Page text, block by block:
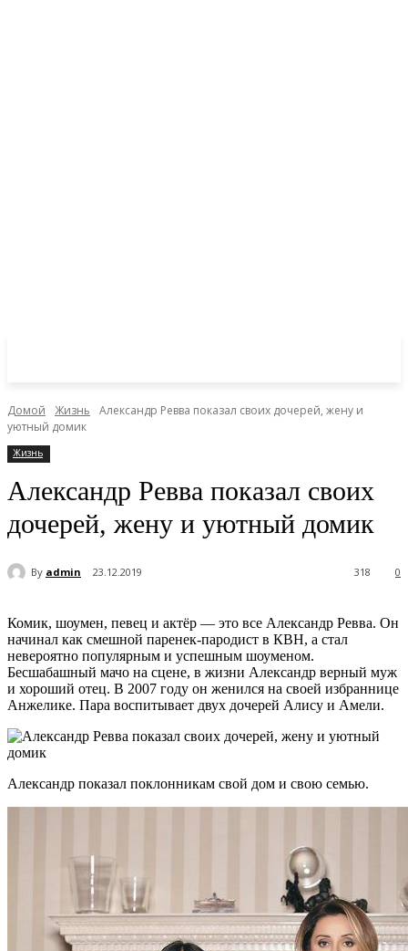
Домой Жизнь
Александр Ревва показал своих дочерей, жену и
уютный домик
Жизнь
Александр Ревва показал своих
дочерей, жену и уютный домик
By admin 23.12.2019 0
318
Комик, шоумен, певец и актёр — это все Александр Ревва. Он
начинал как смешной паренек-пародист в КВН, а стал
невероятно популярным и успешным шоуменом.
Бесшабашный мачо на сцене, в жизни Александр верный муж
и хороший отец. В 2007 году он женился на своей избраннице
Анжелике. Пара воспитывает двух дочерей Алису и Амели.
Александр показал поклонникам свой дом и свою семью.